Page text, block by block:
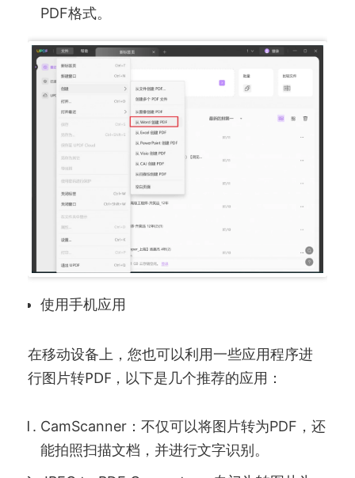
PDF格式。
使用手机应用
在移动设备上，您也可以利用一些应用程序进
行图片转PDF，以下是几个推荐的应用：
CamScanner：不仅可以将图片转为PDF，还
能拍照扫描文档，并进行文字识别。